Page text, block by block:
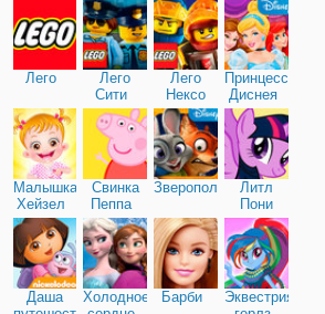
Лего
Лего
Сити
Лего
Нексо
Найтс
Принцессы
Диснея
Малышка
Хейзел
Свинка
Пеппа
Зверополис
Литл
Пони
Дружба
Даша
Холодное
Барби
Эквестрия